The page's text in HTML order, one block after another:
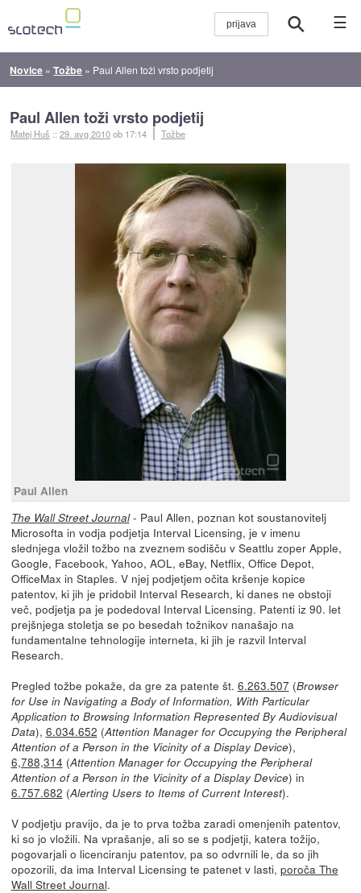
☰
Novice »Tožbe » Paul Allen toži vrsto podjetij
Paul Allen toži vrsto podjetij
Matej Huš ::29. avg 2010ob 17:14 Tožbe
Paul Allen
The Wall Street Journal- Paul Allen, poznan kot soustanovitelj
Microsofta in vodja podjetja Interval Licensing, je v imenu
slednjega vložil tožbo na zveznem sodišču v Seattlu zoper Apple,
Google, Facebook, Yahoo, AOL, eBay, Netflix, Office Depot,
OfficeMax in Staples. V njej podjetjem očita kršenje kopice
patentov, ki jih je pridobil Interval Research, ki danes ne obstoji
več, podjetja pa je podedoval Interval Licensing. Patenti iz 90. let
prejšnjega stoletja se po besedah tožnikov nanašajo na
fundamentalne tehnologije interneta, ki jih je razvil Interval
Research.
Pregled tožbe pokaže, da gre za patente št. 6.263.507 (Browser
for Use in Navigating a Body of Information, With Particular
Application to Browsing Information Represented By Audiovisual
Data), 6.034.652 (Attention Manager for Occupying the Peripheral
Attention of a Person in the Vicinity of a Display Device),
6,788,314 (Attention Manager for Occupying the Peripheral
Attention of a Person in the Vicinity of a Display Device) in
6.757.682 (Alerting Users to Items of Current Interest).
V podjetju pravijo, da je to prva tožba zaradi omenjenih patentov,
ki so jo vložili. Na vprašanje, ali so se s podjetji, katera tožijo,
pogovarjali o licenciranju patentov, pa so odvrnili le, da so jih
opozorili, da ima Interval Licensing te patenet v lasti, poroča The
Wall Street Journal.